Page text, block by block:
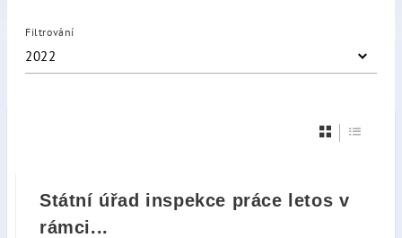
Filtrování
2022
Státní úřad inspekce práce letos v
rámci...